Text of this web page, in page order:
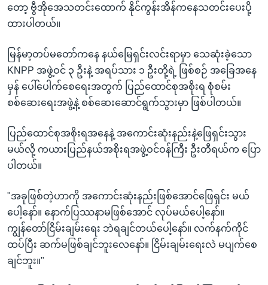
တော့ ဗွီအိုအေသတင်းထောက် နိုင်ကွန်းအိန်ကနေသတင်းပေးပို့
ထားပါတယ်။
မြန်မာ့တပ်မတော်ကနေ နယ်မြေရှင်းလင်းရာမှာ သေဆုံးခဲ့သော
KNPP အဖွဲ့ဝင် ၃ ဦးနဲ့ အရပ်သား ၁ ဦးတို့ရဲ့ ဖြစ်စဉ် အခြေအနေ
မှန် ပေါ်ပေါက်စေရေးအတွက် ပြည်ထောင်စုအစိုးရ စုံစမ်း
စစ်ဆေးရေးအဖွဲ့နဲ့ စစ်ဆေးဆောင်ရွက်သွားမှာ ဖြစ်ပါတယ်။
ပြည်ထောင်စုအစိုးရအနေနဲ့ အကောင်းဆုံးနည်းနဲ့ဖြေရှင်းသွား
မယ်လို့ ကယားပြည်နယ်အစိုးရအဖွဲ့ဝင်ဝန်ကြီး ဦးတီရယ်က ပြော
ပါတယ်။
"အခုဖြစ်တဲ့ဟာကို အကောင်းဆုံးနည်းဖြစ်အောင်ဖြေရှင်း မယ်
ပေါ့နော်။ နောက်ပြဿနာမဖြစ်အောင် လုပ်မယ်ပေါ့နော်။
ကျွန်တော်ငြိမ်းချမ်းရေး ဘဲရချင်တယ်ပေါ့နော်။ လက်နက်ကိုင်
ထပ်ပြီး ဆက်မဖြစ်ချင်ဘူးလေနော်။ ငြိမ်းချမ်းရေးလဲ မပျက်စေ
ချင်ဘူး။"